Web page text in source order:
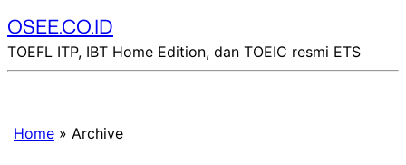
OSEE.CO.ID
TOEFL ITP, IBT Home Edition, dan TOEIC resmi ETS
Home » Archive